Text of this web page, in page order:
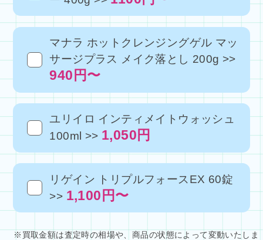
マナラ ホットクレンジングゲル マッ
サージプラス メイク落とし 200g >>
940円〜
ユリイロ インティメイトウォッシュ
100ml >> 1,050円
リゲイン トリプルフォースEX 60錠
>> 1,100円〜
※買取金額は査定時の相場や、商品の状態によって変動いたしま